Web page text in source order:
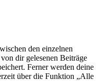
den einzelnen
dir gelesenen Beiträge
Ferner werden deine
über die Funktion „Alle